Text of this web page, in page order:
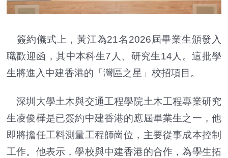
簽約儀式上，黃江為21名2026屆畢業生頒發入
職歡迎函，其中本科生7人、研究生14人。這批學
生將進入中建香港的「灣區之星」校招項目。
深圳大學土木與交通工程學院土木工程專業研究
生凌俊樺是已簽約中建香港的應屆畢業生之一，他
即將擔任工料測量工程師崗位，主要從事成本控制
工作。他表示，學校與中建香港的合作，為學生拓